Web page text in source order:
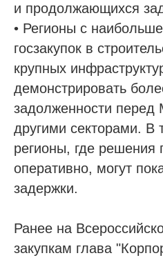
и продолжающихся
• Регионы с
госзакупок в
крупных
демонстрировать
задолженности
другими секторами. В
регионы, где решения
оперативно, могут
задержки.
Ранее на
закупкам глава